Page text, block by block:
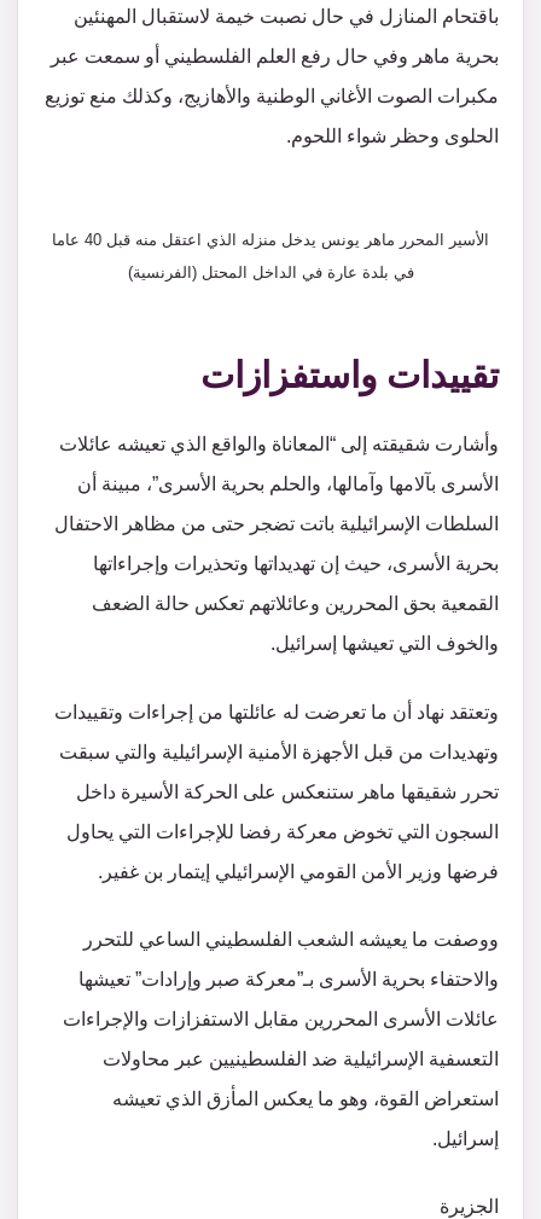
باقتحام المنازل في حال نصبت خيمة لاستقبال المهنئين
بحرية ماهر وفي حال رفع العلم الفلسطيني أو سمعت عبر
مكبرات الصوت الأغاني الوطنية والأهازيج، وكذلك منع توزيع
الحلوى وحظر شواء اللحوم.
الأسير المحرر ماهر يونس يدخل منزله الذي اعتقل منه قبل 40 عاما
في بلدة عارة في الداخل المحتل (الفرنسية)
تقييدات واستفزازات
وأشارت شقيقته إلى “المعاناة والواقع الذي تعيشه عائلات
الأسرى بآلامها وآمالها، والحلم بحرية الأسرى”، مبينة أن
السلطات الإسرائيلية باتت تضجر حتى من مظاهر الاحتفال
بحرية الأسرى، حيث إن تهديداتها وتحذيرات وإجراءاتها
القمعية بحق المحررين وعائلاتهم تعكس حالة الضعف
والخوف التي تعيشها إسرائيل.
وتعتقد نهاد أن ما تعرضت له عائلتها من إجراءات وتقييدات
وتهديدات من قبل الأجهزة الأمنية الإسرائيلية والتي سبقت
تحرر شقيقها ماهر ستنعكس على الحركة الأسيرة داخل
السجون التي تخوض معركة رفضا للإجراءات التي يحاول
فرضها وزير الأمن القومي الإسرائيلي إيتمار بن غفير.
ووصفت ما يعيشه الشعب الفلسطيني الساعي للتحرر
والاحتفاء بحرية الأسرى بـ”معركة صبر وإرادات” تعيشها
عائلات الأسرى المحررين مقابل الاستفزازات والإجراءات
التعسفية الإسرائيلية ضد الفلسطينيين عبر محاولات
استعراض القوة، وهو ما يعكس المأزق الذي تعيشه
إسرائيل.
الجزيرة